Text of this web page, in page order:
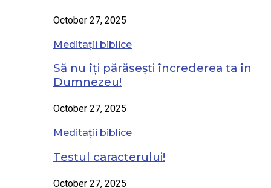
October 27, 2025
Meditații biblice
Să nu îți părăsești încrederea ta în
Dumnezeu!
October 27, 2025
Meditații biblice
Testul caracterului!
October 27, 2025